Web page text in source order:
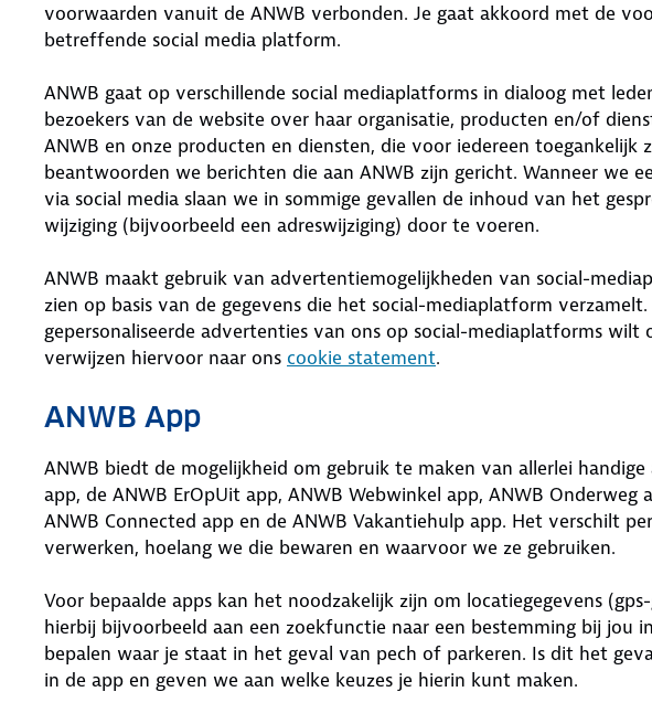
voorwaarden vanuit de ANWB verbonden. Je gaat akkoord met de
betreffende social media platform.
ANWB gaat op verschillende social mediaplatforms in dialoog met
bezoekers van de website over haar organisatie, producten en/of
ANWB en onze producten en diensten, die voor iedereen toegankelijk
beantwoorden we berichten die aan ANWB zijn gericht. Wanneer we
via social media slaan we in sommige gevallen de inhoud van het
wijziging (bijvoorbeeld een adreswijziging) door te voeren.
ANWB maakt gebruik van advertentiemogelijkheden van social-
zien op basis van de gegevens die het social-mediaplatform
gepersonaliseerde advertenties van ons op social-mediaplatforms wilt
verwijzen hiervoor naar ons cookie statement.
ANWB App
ANWB biedt de mogelijkheid om gebruik te maken van allerlei handige
app, de ANWB ErOpUit app, ANWB Webwinkel app, ANWB Onderweg
ANWB Connected app en de ANWB Vakantiehulp app. Het verschilt
verwerken, hoelang we die bewaren en waarvoor we ze gebruiken.
Voor bepaalde apps kan het noodzakelijk zijn om locatiegegevens
hierbij bijvoorbeeld aan een zoekfunctie naar een bestemming bij
bepalen waar je staat in het geval van pech of parkeren. Is dit het
in de app en geven we aan welke keuzes je hierin kunt maken.